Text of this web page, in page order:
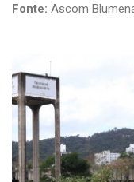
Fonte: Ascom